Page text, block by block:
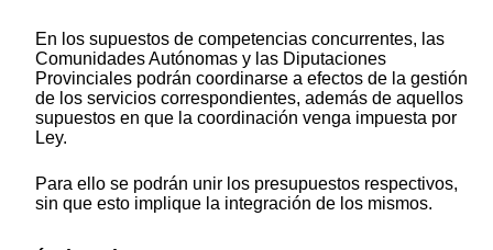
En los supuestos de competencias concurrentes, las
Comunidades Autónomas y las Diputaciones
Provinciales podrán coordinarse a efectos de la gestión
de los servicios correspondientes, además de aquellos
supuestos en que la coordinación venga impuesta por
Ley.
Para ello se podrán unir los presupuestos respectivos,
sin que esto implique la integración de los mismos.